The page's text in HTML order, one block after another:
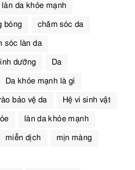
da khỏe mạnh
bóng chăm sóc da
sóc làn da
dưỡng Da
Da khỏe mạnh là gì
bảo vệ da Hệ vi sinh vật
làn da khỏe mạnh
miễn dịch mịn màng